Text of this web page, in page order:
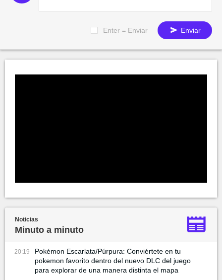
Enter = Enviar Enviar
Noticias
Minuto a minuto
20:19
Pokémon Escarlata/Púrpura: Conviértete en tu
pokemon favorito dentro del nuevo DLC del juego
para explorar de una manera distinta el mapa